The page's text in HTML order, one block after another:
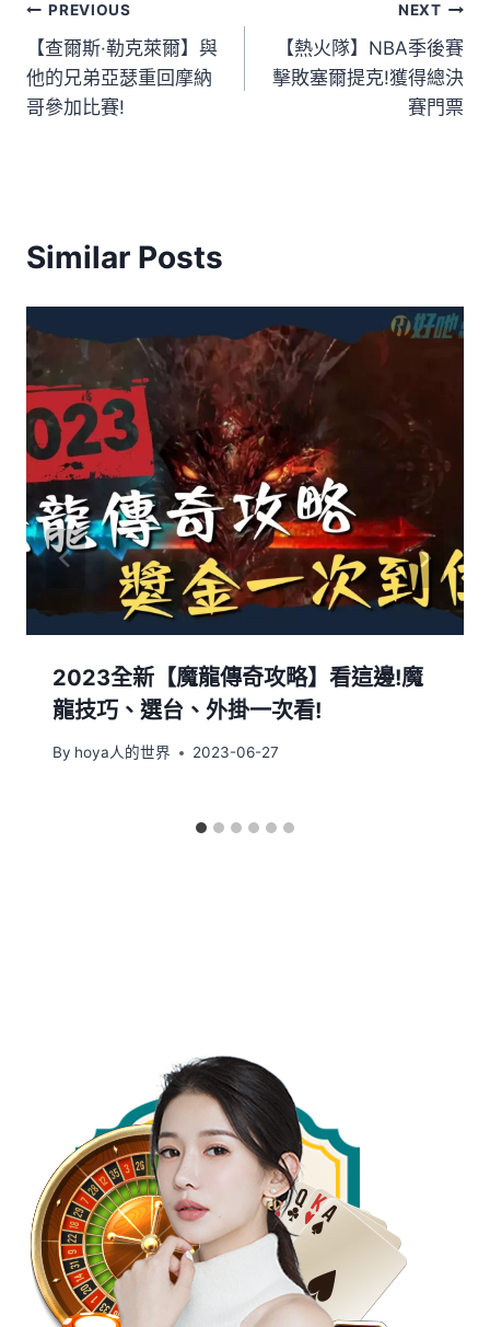
PREVIOUS
【查爾斯·勒克萊爾】與
他的兄弟亞瑟重回摩納
哥參加比賽!
NEXT
【熱火隊】NBA季後賽
擊敗塞爾提克!獲得總決
賽門票
Similar Posts
2023全新【魔龍傳奇攻略】看這邊!魔
龍技巧、選台、外掛一次看!
By hoya人的世界 2023-06-27